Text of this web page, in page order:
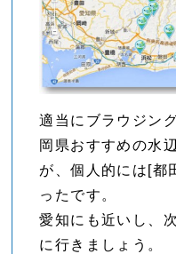
適当にブラウジン
岡県おすすめの水
が、個人的には[都
ったです。
愛知にも近いし、
に行きましょう。